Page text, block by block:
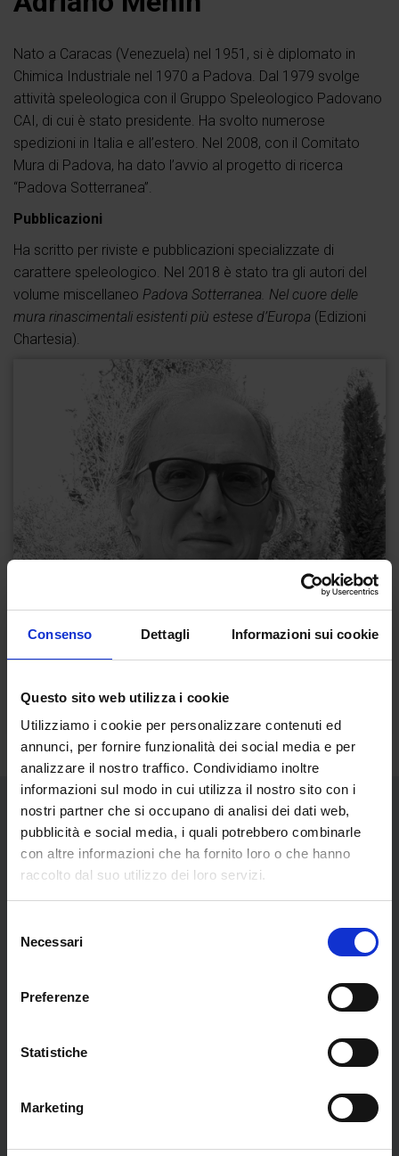
Consenso Dettagli Informazioni sui cookie
Questo sito web utilizza i cookie
Utilizziamo i cookie per personalizzare contenuti ed
annunci, per fornire funzionalità dei social media e per
analizzare il nostro traffico. Condividiamo inoltre
informazioni sul modo in cui utilizza il nostro sito con i
nostri partner che si occupano di analisi dei dati web,
pubblicità e social media, i quali potrebbero combinarle
con altre informazioni che ha fornito loro o che hanno
raccolto dal suo utilizzo dei loro servizi.
delNecessari
Preferenze
Statistiche
Marketing
Nato a Caracas (Venezuela) nel 1951, si è diplomato in
Chimica Industriale nel 1970 a Padova. Dal 1979 svolge
attività speleologica con il Gruppo Speleologico Padovano
CAI, di cui è stato presidente. Ha svolto numerose
spedizioni in Italia e all’estero. Nel 2008, con il Comitato
Mura di Padova, ha dato l’avvio al progetto di ricerca
“Padova Sotterranea”.
Pubblicazioni
Ha scritto per riviste e pubblicazioni specializzate di
carattere speleologico. Nel 2018 è stato tra gli autori del
volume miscellaneo Padova Sotterranea. Nel cuore delle
mura rinascimentali esistenti più estese d’Europa (Edizioni
Chartesia).
Libri dell'autore
Padova sotterranea
€ 29,90